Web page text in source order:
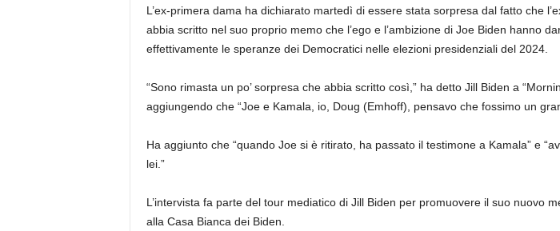
L’ex-primera dama ha dichiarato martedì di essere stata sorpresa dal fatto che
abbia scritto nel suo proprio memo che l’ego e l’ambizione di Joe Biden hanno
effettivamente le speranze dei Democratici nelle elezioni presidenziali del 2024.
“Sono rimasta un po’ sorpresa che abbia scritto così,” ha detto Jill Biden a
aggiungendo che “Joe e Kamala, io, Doug (Emhoff), pensavo che fossimo un
Ha aggiunto che “quando Joe si è ritirato, ha passato il testimone a Kamala” e
lei.”
L’intervista fa parte del tour mediatico di Jill Biden per promuovere il suo nuovo
alla Casa Bianca dei Biden.